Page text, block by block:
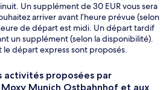
Un supplément de 30 EUR vous sera
arriver avant l’heure prévue (selon
de départ est midi. Un départ tardif
un supplément (selon la disponibilité).
le départ express sont proposés.
activités proposées par
Munich Ostbahnhof et aux